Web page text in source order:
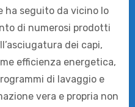
ha seguito da vicino lo
di numerosi prodotti
dei capi,
efficienza energetica,
di lavaggio e
vera e propria non